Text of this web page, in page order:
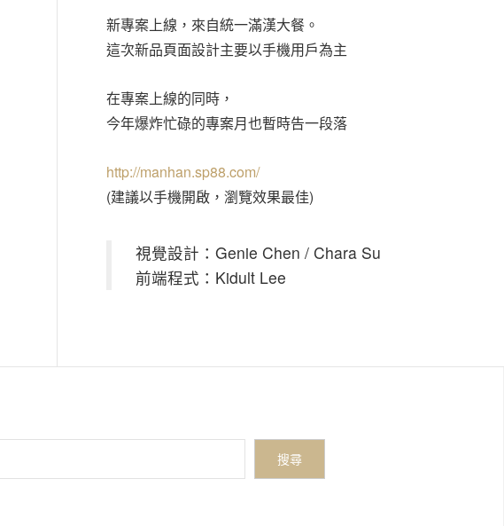
新專案上線，來自統一滿漢大餐。
這次新品頁面設計主要以手機用戶為主
在專案上線的同時，
今年爆炸忙碌的專案月也暫時告一段落
http://manhan.sp88.com/
(建議以手機開啟，瀏覽效果最佳)
視覺設計：Genie Chen / Chara Su
前端程式：Kidult Lee
搜尋